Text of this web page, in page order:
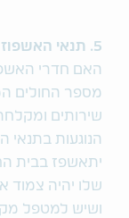
5. תנאי האשפוז
האם חדרי
מספר החולים
שירותים
הנוגעות
יתאשפז בבית
שלו יהיה צמוד
ושיש למטפל